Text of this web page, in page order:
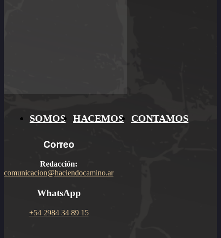
SOMOS HACEMOS CONTAMOS
Correo
Redacción:
comunicacion@haciendocamino.ar
WhatsApp
+54 2984 34 89 15